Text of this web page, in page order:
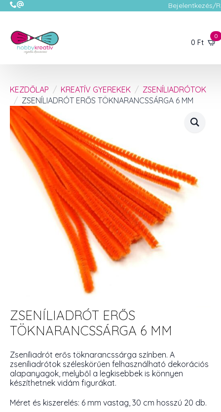
Bejelentkezés/
0 Ft
0
KEZDŐLAP KREATÍV GYEREKEK
ZSENÍLIADRÓTOK
ZSENÍLIADRÓT ERŐS TÖKNARANCSSÁRGA 6 MM
ZSENÍLIADRÓT ERŐS
TÖKNARANCSSÁRGA 6 MM
Zseníliadrót erős töknarancssárga színben. A
zseníliadrótok széleskörűen felhasználható dekorációs
alapanyagok, melyből a legkisebbek is könnyen
készíthetnek vidám figurákat.
Méret és kiszerelés: 6 mm vastag, 30 cm hosszú 20 db.